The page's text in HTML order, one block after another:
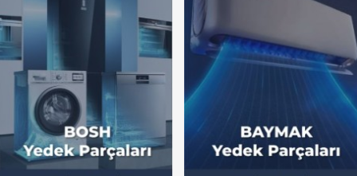
Soğutma Sistemleri
Şofben ve Termosifon